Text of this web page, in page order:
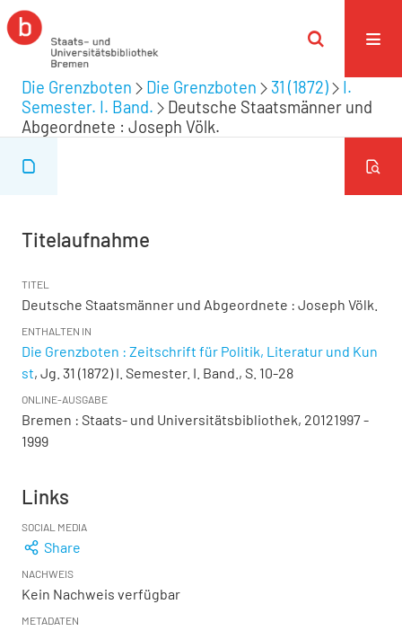
Die Grenzboten Die Grenzboten 31 (1872)
I.
Semester. I. Band.
Deutsche Staatsmänner und
Abgeordnete : Joseph Völk.
Titelaufnahme
TITEL
Deutsche Staatsmänner und Abgeordnete : Joseph Völk.
ENTHALTEN IN
Die Grenzboten : Zeitschrift für Politik, Literatur und Kun
st, Jg. 31 (1872) I. Semester. I. Band., S. 10-28
ONLINE-AUSGABE
Bremen : Staats- und Universitätsbibliothek, 20121997 -
1999
Links
SOCIAL MEDIA
Share
NACHWEIS
Kein Nachweis verfügbar
METADATEN